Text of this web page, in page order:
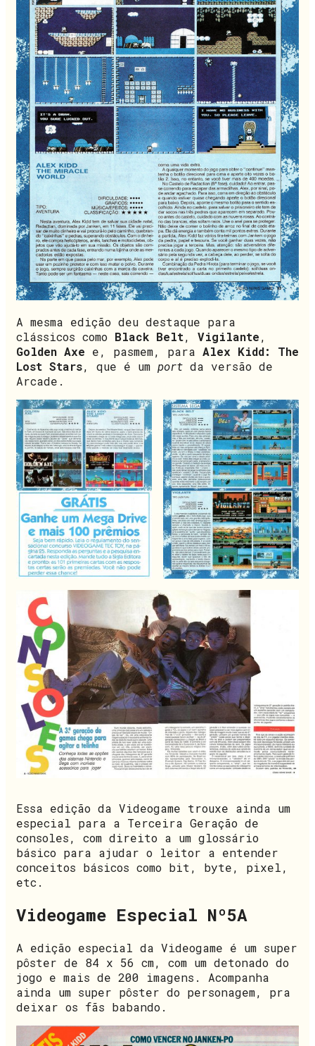
A mesma edição deu destaque para
clássicos como Black Belt, Vigilante,
Golden Axe e, pasmem, para Alex Kidd: The
Lost Stars, que é um port da versão de
Arcade.
Essa edição da Videogame trouxe ainda um
especial para a Terceira Geração de
consoles, com direito a um glossário
básico para ajudar o leitor a entender
conceitos básicos como bit, byte, pixel,
etc.
Videogame Especial Nº5A
A edição especial da Videogame é um super
pôster de 84 x 56 cm, com um detonado do
jogo e mais de 200 imagens. Acompanha
ainda um super pôster do personagem, pra
deixar os fãs babando.